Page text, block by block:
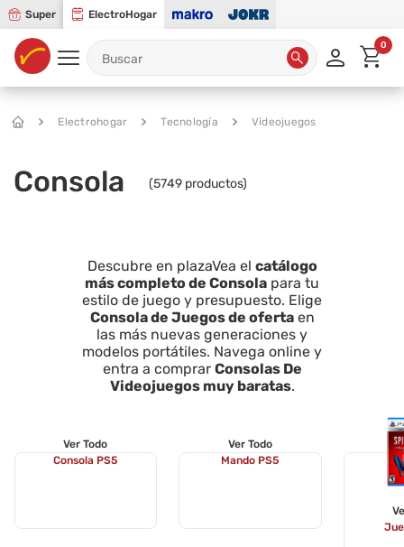
Super ElectroHogar
0
Electrohogar Tecnología Videojuegos
Consola (5749 productos)
Descubre en plazaVea el catálogo
más completo de Consola para tu
estilo de juego y presupuesto. Elige
Consola de Juegos de ofertaen
las más nuevas generaciones y
modelos portátiles. Navega online y
entra a comprar Consolas De
Videojuegos muy baratas.
Ver Todo
Consola PS5
Ver Todo
Mando PS5